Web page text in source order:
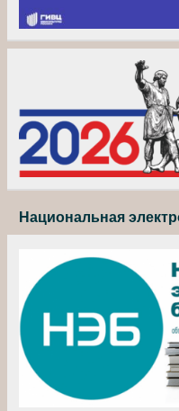
Национальная